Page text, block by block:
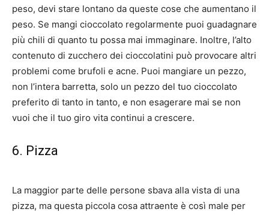
peso, devi stare lontano da queste cose che aumentano il
peso. Se mangi cioccolato regolarmente puoi guadagnare
più chili di quanto tu possa mai immaginare. Inoltre, l’alto
contenuto di zucchero dei cioccolatini può provocare altri
problemi come brufoli e acne. Puoi mangiare un pezzo,
non l’intera barretta, solo un pezzo del tuo cioccolato
preferito di tanto in tanto, e non esagerare mai se non
vuoi che il tuo giro vita continui a crescere.
6. Pizza
La maggior parte delle persone sbava alla vista di una
pizza, ma questa piccola cosa attraente è così male per